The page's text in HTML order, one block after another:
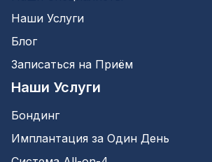
Наши Услуги
Блог
Записаться на Приём
Наши Услуги
Бондинг
Имплантация за Один День